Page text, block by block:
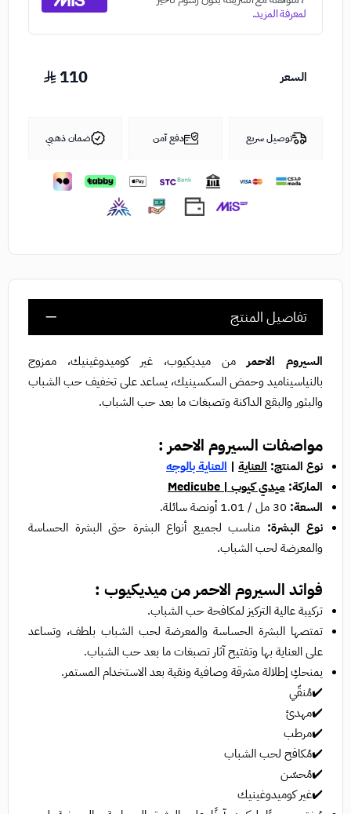
السعر 110
توصيل سريع دفع آمن ضمان ذهبي
تفاصيل المنتج
السيروم الاحمر من ميديكيوب، غير كوميدوغينيك، ممزوج
بالنياسيناميد وحمض السكسينيك، يساعد على تخفيف حب الشباب
والبثور والبقع الداكنة وتصبغات ما بعد حب الشباب.
مواصفات السيروم الاحمر :
نوع المنتج: العناية | العناية بالوجه
الماركة: ميدي كيوب | Medicube
السعة:
نوع البشرة: مناسب لجميع أنواع البشرة حتى البشرة الحساسة
والمعرضة لحب الشباب.
فوائد السيروم الاحمر من ميديكيوب :
تركيبة عالية التركيز لمكافحة حب الشباب.
تمتصها البشرة الحساسة والمعرضة لحب الشباب بلطف، وتساعد
على العناية بها وتفتيح آثار تصبغات ما بعد حب الشباب.
يمنحكِ إطلالة مشرقة وصافية ونقية بعد الاستخدام المستمر.
✔️مُنقّي
✔️مهدئ
✔️مرطب
✔️مُكافح لحب الشباب
✔️مُحسّن
✔️غير كوميدوغينيك